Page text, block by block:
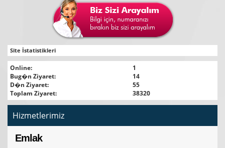
Site İstatistikleri
Online:
1
Bug�n Ziyaret:
14
D�n Ziyaret:
55
Toplam Ziyaret:
38320
Hizmetlerimiz
Emlak